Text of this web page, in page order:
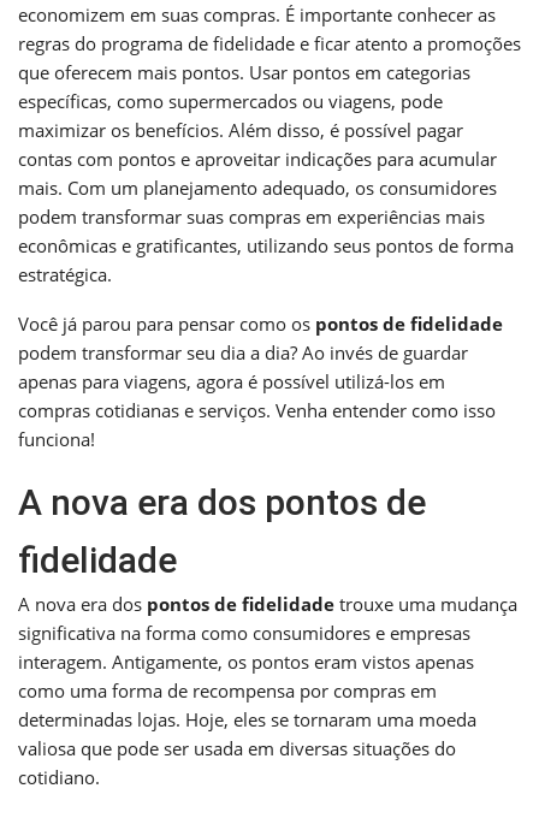
economizem em suas compras. É importante conhecer as
regras do programa de fidelidade e ficar atento a promoções
que oferecem mais pontos. Usar pontos em categorias
específicas, como supermercados ou viagens, pode
maximizar os benefícios. Além disso, é possível pagar
contas com pontos e aproveitar indicações para acumular
mais. Com um planejamento adequado, os consumidores
podem transformar suas compras em experiências mais
econômicas e gratificantes, utilizando seus pontos de forma
estratégica.
Você já parou para pensar como os pontos de fidelidade
podem transformar seu dia a dia? Ao invés de guardar
apenas para viagens, agora é possível utilizá-los em
compras cotidianas e serviços. Venha entender como isso
funciona!
A nova era dos pontos de
fidelidade
A nova era dos pontos de fidelidade trouxe uma mudança
significativa na forma como consumidores e empresas
interagem. Antigamente, os pontos eram vistos apenas
como uma forma de recompensa por compras em
determinadas lojas. Hoje, eles se tornaram uma moeda
valiosa que pode ser usada em diversas situações do
cotidiano.